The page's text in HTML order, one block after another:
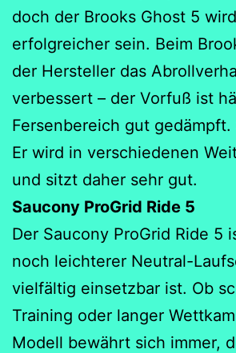
doch der Brooks Ghost 5
erfolgreicher sein. Beim
der Hersteller das
verbessert – der Vorfuß ist
Fersenbereich gut gedämpft.
Er wird in verschiedenen
und sitzt daher sehr gut.
Saucony ProGrid Ride 5
Der Saucony ProGrid Ride 5
noch leichterer Neutral-
vielfältig einsetzbar ist. Ob
Training oder langer
Modell bewährt sich immer,